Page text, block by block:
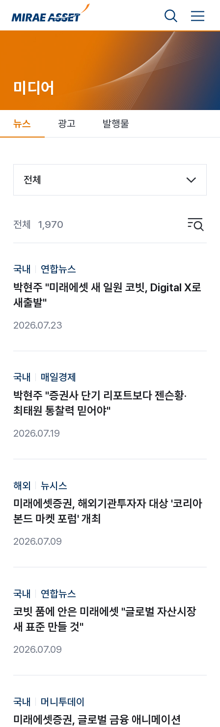
미디어
뉴스 광고 발행물
전체
전체 1,970
국내 연합뉴스
박현주 "미래에셋 새 일원 코빗, Digital X로
새출발"
2026.07.23
국내 매일경제
박현주 "증권사 단기 리포트보다 젠슨황·
최태원 통찰력 믿어야"
2026.07.19
해외 뉴시스
미래에셋증권, 해외기관투자자 대상 '코리아
본드 마켓 포럼' 개최
2026.07.09
국내 연합뉴스
코빗 품에 안은 미래에셋 "글로벌 자산시장
새 표준 만들 것"
2026.07.09
국내 머니투데이
미래에셋증권, 글로벌 금융 애니메이션